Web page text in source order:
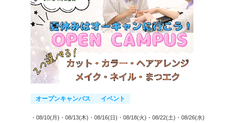
オープンキャンパス イベント
・08/10(月) ・08/13(木) ・08/16(日) ・08/18(火) ・08/22(土) ・08/26(水)